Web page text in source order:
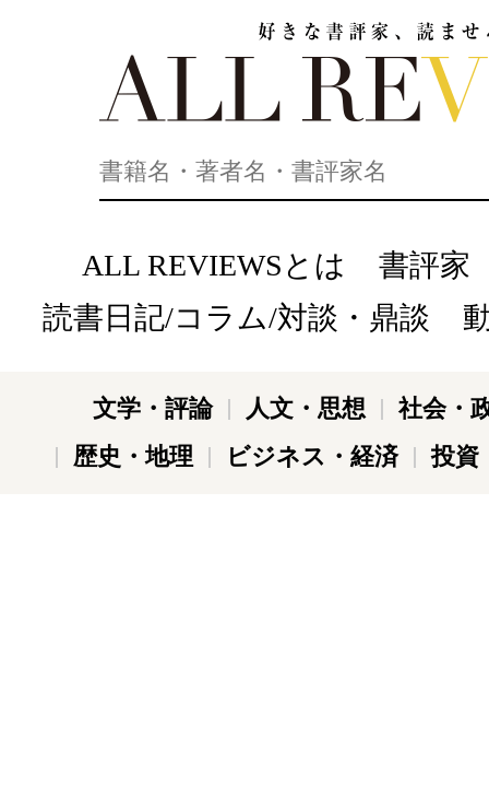
ALL REVIEWSとは
書評家
読書日記/コラム/対談・鼎談
文学・評論 人文・思想
社会・
歴史・地理
ビジネス・経済 投資